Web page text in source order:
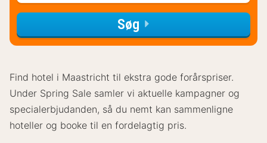
Søg
Find hotel i Maastricht til ekstra gode forårspriser.
Under Spring Sale samler vi aktuelle kampagner og
specialerbjudanden, så du nemt kan sammenligne
hoteller og booke til en fordelagtig pris.